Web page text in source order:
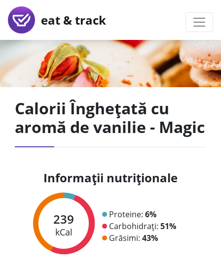
eat & track
Calorii Înghețată cu
aromă de vanilie - Magic
Informații nutriționale
239
kCal
Proteine: 6%
Carbohidrați: 51%
Grăsimi: 43%